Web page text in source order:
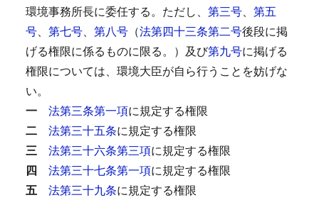
環境事務所長に委任する。 ただし、 第三号、 第五
号、 第七号、 第八号 （法第四十三条第二号後段に掲
げる権限に係るものに限る。）及び第九号に掲げる
権限については、環境大臣が自ら行うことを妨げな
い。
一 法第三条第一項に規定する権限
二 法第三十五条に規定する権限
三 法第三十六条第三項に規定する権限
四 法第三十七条第一項に規定する権限
五 法第三十九条に規定する権限